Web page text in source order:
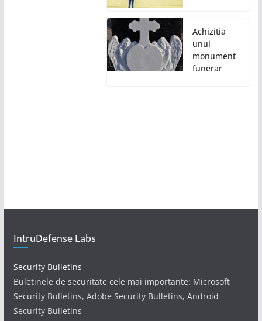
Achizitia
unui
monument
funerar
IntruDefense Labs
Security Bulletins
Buletinele de securitate cele mai importante: Microsoft
Security Bulletins, Adobe Security Bulletins, Android
Security Bulletins